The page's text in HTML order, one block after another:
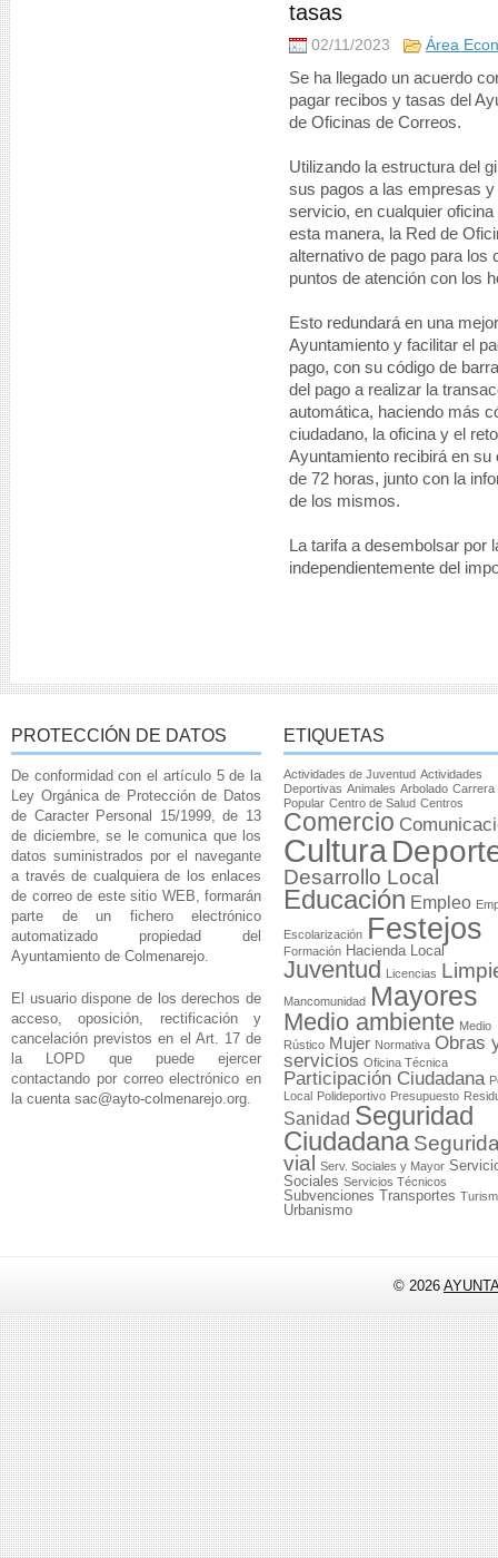
tasas
02/11/2023 Área
Se ha llegado un acuerdo
pagar recibos y tasas del
de Oficinas de Correos.
Utilizando la estructura del
sus pagos a las empresas
servicio, en cualquier
esta manera, la Red de
alternativo de pago para los
puntos de atención con los
Esto redundará en una
Ayuntamiento y facilitar el
pago, con su código de
del pago a realizar la
automática, haciendo más
ciudadano, la oficina y el
Ayuntamiento recibirá en
de 72 horas, junto con la
de los mismos.
La tarifa a desembolsar por
independientemente del
PROTECCIÓN DE DATOS
De conformidad con el artículo 5 de la
Ley Orgánica de Protección de Datos
de Caracter Personal 15/1999, de 13
de diciembre, se le comunica que los
datos suministrados por el navegante
a través de cualquiera de los enlaces
de correo de este sitio WEB, formarán
parte de un fichero electrónico
automatizado propiedad del
Ayuntamiento de Colmenarejo.
El usuario dispone de los derechos de
acceso, oposición, rectificación y
cancelación previstos en el Art. 17 de
la LOPD que puede ejercer
contactando por correo electrónico en
la cuenta sac@ayto-colmenarejo.org.
ETIQUETAS
Actividades de Juventud Actividades
Deportivas Animales Arbolado Carrera
Popular Centro de Salud Centros
Comercio
Cultura
Desarrollo Local
Educación Empleo
Escolarización Festejos
Formación Hacienda Local
Juventud Licencias
Mancomunidad Mayores
Medio ambiente Medio
Rústico Mujer Normativa Obras
servicios Oficina Técnica
Participación Ciudadana
Local Polideportivo Presupuesto
Sanidad Seguridad
Ciudadana
vial
Serv. Sociales y Mayor
Sociales Servicios Técnicos
Subvenciones Transportes
Urbanismo
© 2026